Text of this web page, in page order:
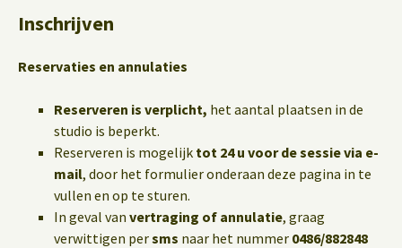
Inschrijven
Reservaties en annulaties
Reserveren is verplicht, het aantal plaatsen in de
studio is beperkt.
Reserveren is mogelijk tot 24 u voor de sessie via e-
mail, door het formulier onderaan deze pagina in te
vullen en op te sturen.
In geval van vertraging of annulatie, graag
verwittigen persms naar het nummer 0486/882848